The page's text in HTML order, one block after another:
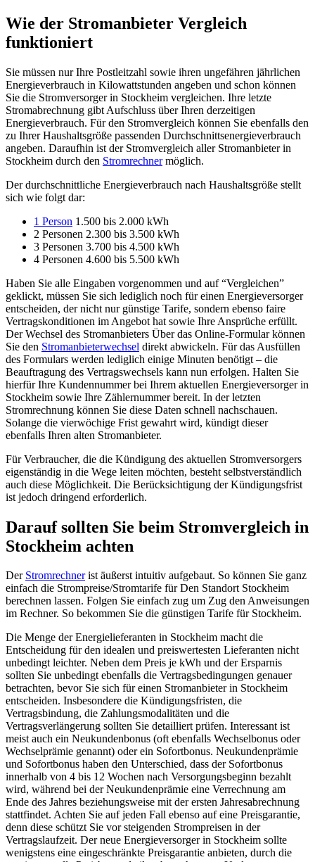
Wie der Stromanbieter Vergleich
funktioniert
Sie müssen nur Ihre Postleitzahl sowie ihren ungefähren jährlichen
Energieverbrauch in Kilowattstunden angeben und schon können
Sie die Stromversorger in Stockheim vergleichen. Ihre letzte
Stromabrechnung gibt Aufschluss über Ihren derzeitigen
Energieverbrauch. Für den Stromvergleich können Sie ebenfalls den
zu Ihrer Haushaltsgröße passenden Durchschnittsenergieverbrauch
angeben. Daraufhin ist der Stromvergleich aller Stromanbieter in
Stockheim durch den Stromrechnermöglich.
Der durchschnittliche Energieverbrauch nach Haushaltsgröße stellt
sich wie folgt dar:
1 Person 1.500 bis 2.000 kWh
2 Personen 2.300 bis 3.500 kWh
3 Personen 3.700 bis 4.500 kWh
4 Personen 4.600 bis 5.500 kWh
Haben Sie alle Eingaben vorgenommen und auf “Vergleichen”
geklickt, müssen Sie sich lediglich noch für einen Energieversorger
entscheiden, der nicht nur günstige Tarife, sondern ebenso faire
Vertragskonditionen im Angebot hat sowie Ihre Ansprüche erfüllt.
Der Wechsel des Stromanbieters Über das Online-Formular können
Sie den Stromanbieterwechsel direkt abwickeln. Für das Ausfüllen
des Formulars werden lediglich einige Minuten benötigt – die
Beauftragung des Vertragswechsels kann nun erfolgen. Halten Sie
hierfür Ihre Kundennummer bei Ihrem aktuellen Energieversorger in
Stockheim sowie Ihre Zählernummer bereit. In der letzten
Stromrechnung können Sie diese Daten schnell nachschauen.
Solange die vierwöchige Frist gewahrt wird, kündigt dieser
ebenfalls Ihren alten Stromanbieter.
Für Verbraucher, die die Kündigung des aktuellen Stromversorgers
eigenständig in die Wege leiten möchten, besteht selbstverständlich
auch diese Möglichkeit. Die Berücksichtigung der Kündigungsfrist
ist jedoch dringend erforderlich.
Darauf sollten Sie beim Stromvergleich in
Stockheim achten
Der Stromrechnerist äußerst intuitiv aufgebaut. So können Sie ganz
einfach die Strompreise/Stromtarife für Den Standort Stockheim
berechnen lassen. Folgen Sie einfach zug um Zug den Anweisungen
im Rechner. So bekommen Sie die günstigen Tarife für Stockheim.
Die Menge der Energielieferanten in Stockheim macht die
Entscheidung für den idealen und preiswertesten Lieferanten nicht
unbedingt leichter. Neben dem Preis je kWh und der Ersparnis
sollten Sie unbedingt ebenfalls die Vertragsbedingungen genauer
betrachten, bevor Sie sich für einen Stromanbieter in Stockheim
entscheiden. Insbesondere die Kündigungsfristen, die
Vertragsbindung, die Zahlungsmodalitäten und die
Vertragsverlängerung sollten Sie detailliert prüfen. Interessant ist
meist auch ein Neukundenbonus (oft ebenfalls Wechselbonus oder
Wechselprämie genannt) oder ein Sofortbonus. Neukundenprämie
und Sofortbonus haben den Unterschied, dass der Sofortbonus
innerhalb von 4 bis 12 Wochen nach Versorgungsbeginn bezahlt
wird, während bei der Neukundenprämie eine Verrechnung am
Ende des Jahres beziehungsweise mit der ersten Jahresabrechnung
stattfindet. Achten Sie auf jeden Fall ebenso auf eine Preisgarantie,
denn diese schützt Sie vor steigenden Strompreisen in der
Vertragslaufzeit. Der neue Energieversorger in Stockheim sollte
wenigstens eine eingeschränkte Preisgarantie anbieten, durch die